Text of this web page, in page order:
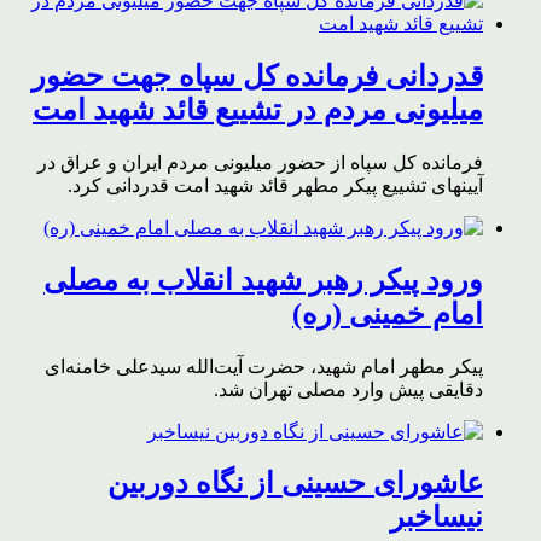
قدردانی فرمانده کل سپاه جهت حضور
میلیونی مردم در تشییع قائد شهید امت
فرمانده کل سپاه از حضور میلیونی مردم ایران و عراق در
آیینهای تشییع پیکر مطهر قائد شهید امت قدردانی کرد.
ورود پیکر رهبر شهید انقلاب به مصلی
امام خمینی (ره)
پیکر مطهر امام شهید،‌ حضرت آیت‌الله سیدعلی خامنه‌ای
دقایقی پیش وارد مصلی تهران شد.
عاشورای حسینی از نگاه دوربین
نیساخبر